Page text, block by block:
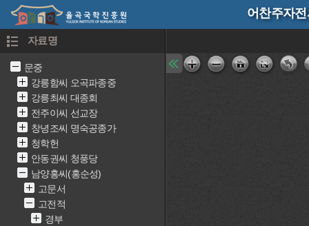
어찬주자
자료명
문중
강릉함씨 오곡파종중
강릉최씨 대종회
전주이씨 선교장
창녕조씨 명숙공종가
청학헌
안동권씨 청풍당
남양홍씨(홍순성)
고문서
고전적
경부